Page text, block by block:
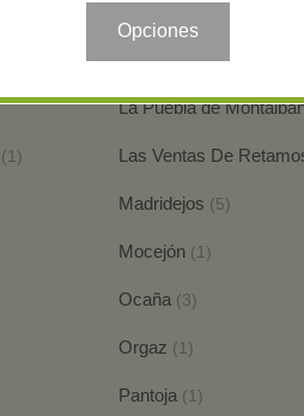
Opciones
Illescas(14)
La Puebla de
(1) Las Ventas De
Madridejos (5)
Mocejón (1)
Ocaña (3)
Orgaz (1)
Pantoja (1)